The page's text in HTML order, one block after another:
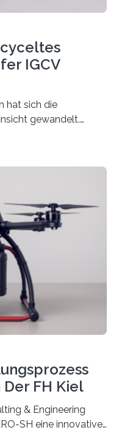
IGCV
hat sich die
gewandelt.
und
Nachhaltigkeit
die
energieintensiv und
verglichen mit
des
Composite- und
Der FH Kiel
& Engineering
SH eine innovative,